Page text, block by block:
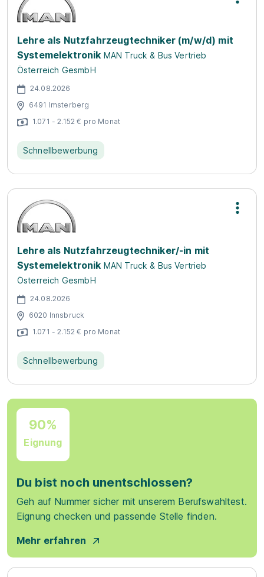
Lehre als Nutzfahrzeugtechniker (m/w/d) mit
Systemelektronik MAN Truck & Bus Vertrieb
Österreich GesmbH
24.08.2026
6491 Imsterberg
1.071 - 2.152 € pro Monat
Schnellbewerbung
Lehre als Nutzfahrzeugtechniker/-in mit
Systemelektronik MAN Truck & Bus Vertrieb
Österreich GesmbH
24.08.2026
6020 Innsbruck
1.071 - 2.152 € pro Monat
Schnellbewerbung
90%
Eignung
Du bist noch unentschlossen?
Geh auf Nummer sicher mit unserem Berufswahltest.
Eignung checken und passende Stelle finden.
Mehr erfahren